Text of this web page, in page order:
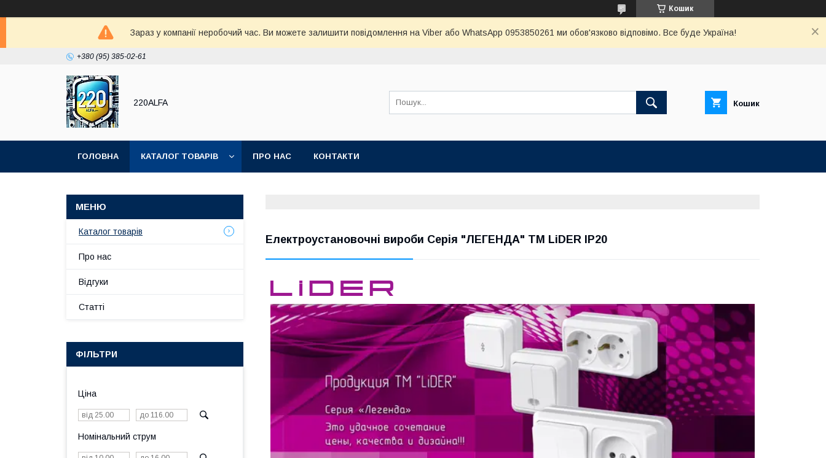
Кошик
Зараз у компанії неробочий час. Ви можете залишити повідомлення на Viber або WhatsApp 0953850261 ми обов'язково відповімо. Все буде Україна!
+380 (95) 385-02-61
220ALFA Кошик
ГОЛОВНА КАТАЛОГ ТОВАРІВ ПРО НАС КОНТАКТИ
Електроустановочні вироби Серія "ЛЕГЕНДА" ТМ LiDER IP20
Каталог товарів
Про нас
Відгуки
Статті
ФІЛЬТРИ
Ціна
Номінальний струм